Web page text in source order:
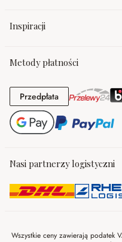
Inspiracji
Metody płatności
PrzedpłataPrzedpłata
Nasi partnerzy logistyczni
Wszystkie ceny zawierają podatek